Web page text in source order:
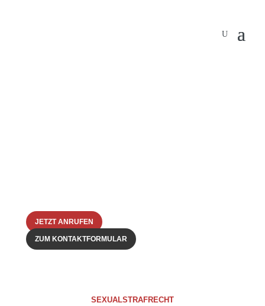
JETZT ANRUFEN
ZUM KONTAKTFORMULAR
SEXUALSTRAFRECHT